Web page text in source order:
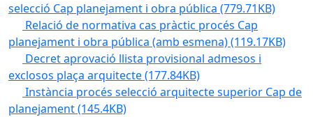
selecció Cap planejament i obra pública (779.71KB)
Relació de normativa cas pràctic procés Cap
planejament i obra pública (amb esmena)(119.17KB)
Decret aprovació llista provisional admesos i
exclosos plaça arquitecte(177.84KB)
Instància procés selecció arquitecte superior Cap de
planejament(145.4KB)